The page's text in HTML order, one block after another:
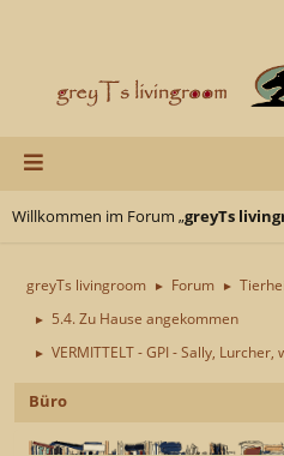
Willkommen im Forum „greyTs
greyTs livingroom ► Forum ►
► 5.4. Zu Hause angekommen
► VERMITTELT - GPI - Sally,
Büro